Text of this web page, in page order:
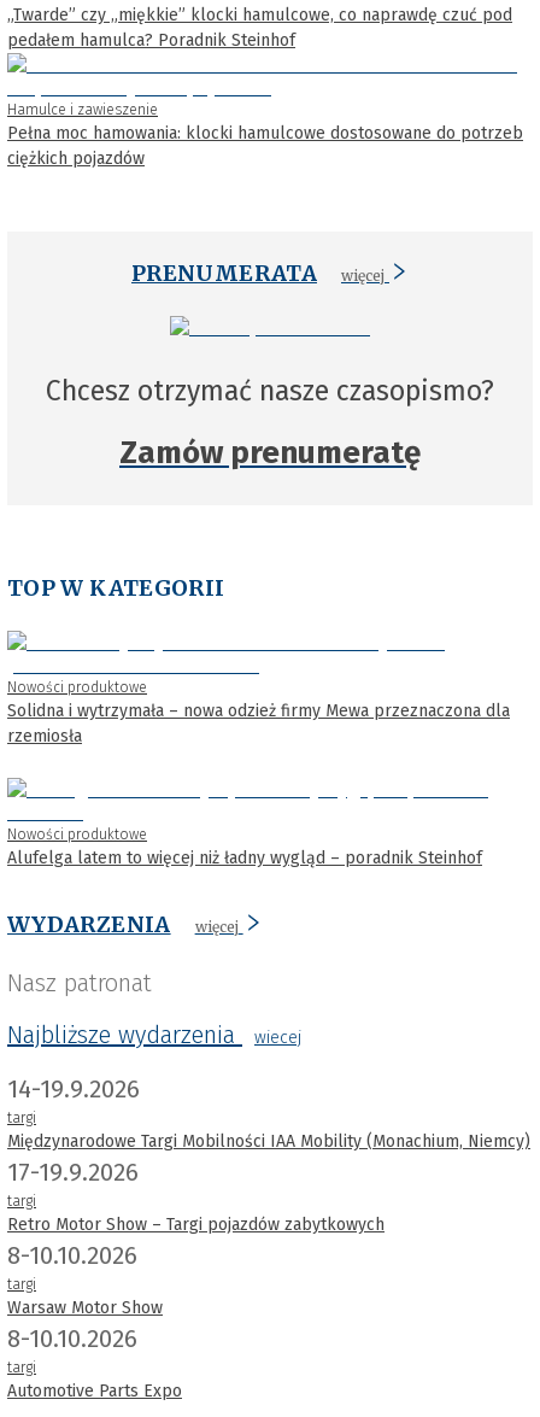
„Twarde” czy „miękkie” klocki hamulcowe, co naprawdę czuć pod
pedałem hamulca? Poradnik Steinhof
Hamulce i zawieszenie
Pełna moc hamowania: klocki hamulcowe dostosowane do potrzeb
ciężkich pojazdów
PRENUMERATA więcej
Chcesz otrzymać nasze czasopismo?
Zamów prenumeratę
TOP W KATEGORII
Nowości produktowe
Solidna i wytrzymała – nowa odzież firmy Mewa przeznaczona dla
rzemiosła
Nowości produktowe
Alufelga latem to więcej niż ładny wygląd – poradnik Steinhof
WYDARZENIA więcej
Nasz patronat
Najbliższe wydarzenia
wiecej
14-19.9.2026
targi
Międzynarodowe Targi Mobilności IAA Mobility (Monachium, Niemcy)
17-19.9.2026
targi
Retro Motor Show – Targi pojazdów zabytkowych
8-10.10.2026
targi
Warsaw Motor Show
8-10.10.2026
targi
Automotive Parts Expo